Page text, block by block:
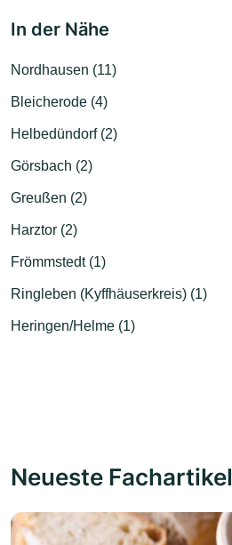
In der Nähe
Nordhausen (11)
Bleicherode (4)
Helbedündorf (2)
Görsbach (2)
Greußen (2)
Harztor (2)
Frömmstedt (1)
Ringleben (Kyffhäuserkreis) (1)
Heringen/Helme (1)
Neueste Fachartikel